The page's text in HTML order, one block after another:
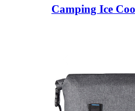
Camping Ice